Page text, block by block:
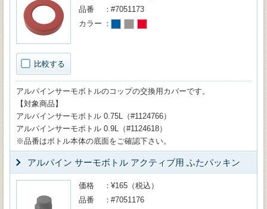
比較する
品番
#7051173
カラー
アルパインサーモボトルのコップの交換用カバーです。
【対象商品】
アルパインサーモボトル 0.75L（#1124766）
アルパインサーモボトル 0.9L（#1124618）
※品番はボトル本体の底面をご確認下さい。
アルパイン サーモボトル アクティブ用 ふたパッキン
価格
¥165（税込）
品番
#7051176